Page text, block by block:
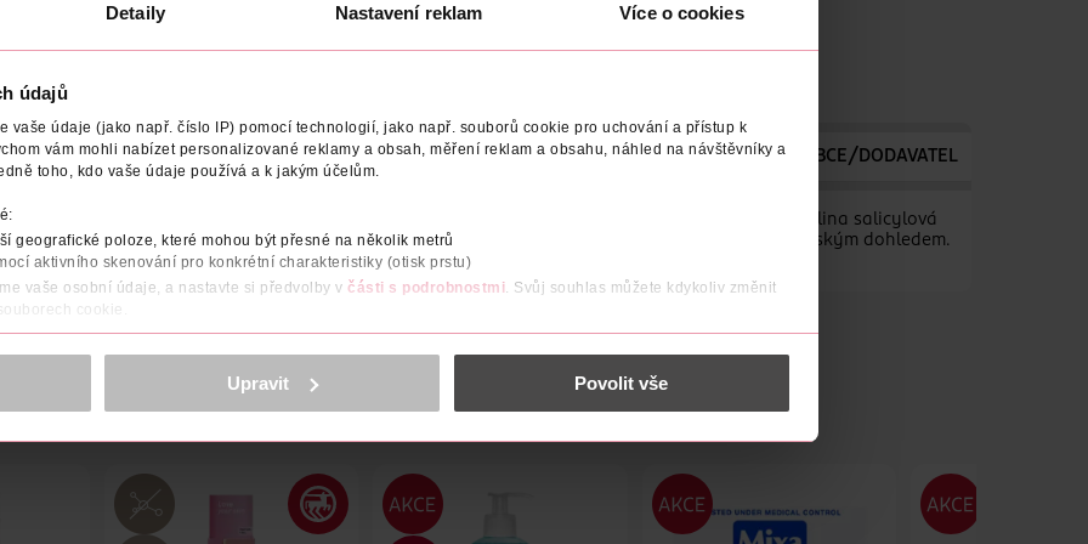
Detaily Nastavení reklam Více o cookies
údajů
vaše údaje (jako např. číslo IP) pomocí technologií, jako např. souborů cookie pro uchování a přístup k
vám mohli nabízet personalizované reklamy a obsah, měření reklam a obsahu, náhled na návštěvníky a
toho, kdo vaše údaje používá a k jakým účelům.
geografické poloze, které mohou být přesné na několik metrů
aktivního skenování pro konkrétní charakteristiky (otisk prstu)
vaše osobní údaje, a nastavte si předvolby v části s podrobnostmi. Svůj souhlas můžete kdykoliv změnit
cookie.
a reklam, funkcí sociálních médií, analýze návštěvnosti, které mohou nést osobní údaje.
osobních údajů.
<
Upravit Povolit vše
NÁZEV VÝROBCE/DODAVATELE ADRESA VÝROBCE/DODAVATELE VYROBENO V VÝROBCE/DODAVATEL
obsahuje mix dermatologických látek. Kaolin je známý pro čištění nedokonalostí. Kyselina salicylová
akné. Niacinamid je známý pro redukci nedokonalostí a zklidnění pokožky. Testováno pod lékařským dohledem.
Produkt je vhodný i pro citlivou pleť.